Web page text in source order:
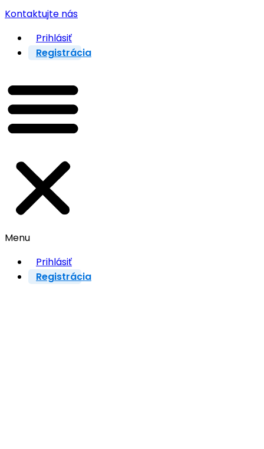
Kontaktujte nás
Prihlásiť
Registrácia
Menu
Prihlásiť
Registrácia